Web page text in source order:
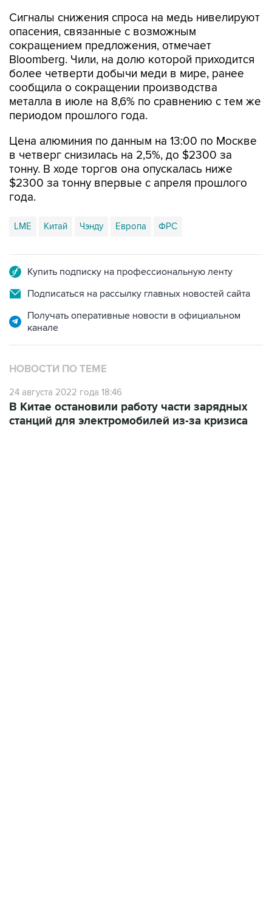
Сигналы снижения спроса на медь нивелируют
опасения, связанные с возможным
сокращением предложения, отмечает
Bloomberg. Чили, на долю которой приходится
более четверти добычи меди в мире, ранее
сообщила о сокращении производства
металла в июле на 8,6% по сравнению с тем же
периодом прошлого года.
Цена алюминия по данным на 13:00 по Москве
в четверг снизилась на 2,5%, до $2300 за
тонну. В ходе торгов она опускалась ниже
$2300 за тонну впервые с апреля прошлого
года.
LME Китай Чэнду Европа ФРС
Купить подписку на профессиональную ленту
Подписаться на рассылку главных новостей сайта
Получать оперативные новости в официальном
канале
НОВОСТИ ПО ТЕМЕ
24 августа 2022 года 18:46
В Китае остановили работу части зарядных
станций для электромобилей из-за кризиса